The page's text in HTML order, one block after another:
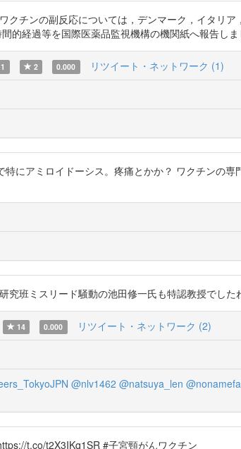
チンの副反応については，デンマーク，イタリ
的経過等を国際医薬品監視機構の機関紙へ報告し
2 0.000 リツイート・ネットワーク (1)
にアミロイドーシス。疼痛とかか？ ワクチンの
班ミスリード騒動の池田修一氏も特認教授でし
14 0.000 リツイート・ネットワーク (2)
@nlv1462 @natsuya_len
t.co/t2X3IKq1SR #子宮頸がんワクチン